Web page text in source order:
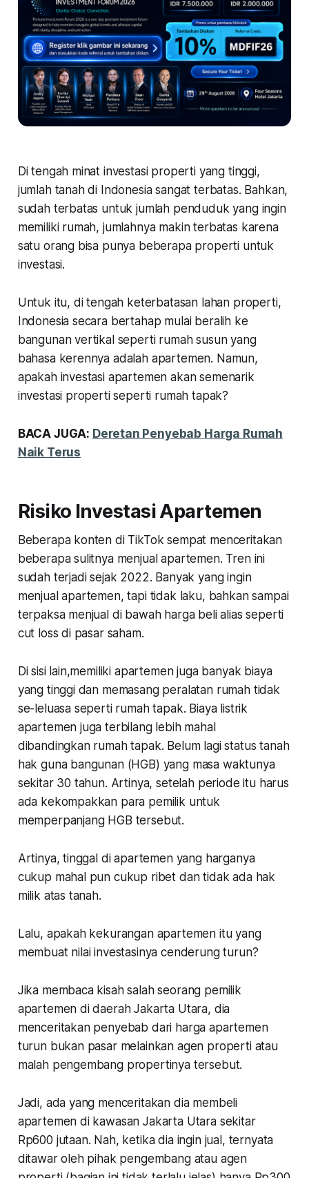
Di tengah minat investasi properti yang tinggi,
jumlah tanah di Indonesia sangat terbatas. Bahkan,
sudah terbatas untuk jumlah penduduk yang ingin
memiliki rumah, jumlahnya makin terbatas karena
satu orang bisa punya beberapa properti untuk
investasi.
Untuk itu, di tengah keterbatasan lahan properti,
Indonesia secara bertahap mulai beralih ke
bangunan vertikal seperti rumah susun yang
bahasa kerennya adalah apartemen. Namun,
apakah investasi apartemen akan semenarik
investasi properti seperti rumah tapak?
BACA JUGA: Deretan Penyebab Harga Rumah
Naik Terus
Risiko Investasi Apartemen
Beberapa konten di TikTok sempat menceritakan
beberapa sulitnya menjual apartemen. Tren ini
sudah terjadi sejak 2022. Banyak yang ingin
menjual apartemen, tapi tidak laku, bahkan sampai
terpaksa menjual di bawah harga beli alias seperti
cut loss di pasar saham.
Di sisi lain,memiliki apartemen juga banyak biaya
yang tinggi dan memasang peralatan rumah tidak
se-leluasa seperti rumah tapak. Biaya listrik
apartemen juga terbilang lebih mahal
dibandingkan rumah tapak. Belum lagi status tanah
hak guna bangunan (HGB) yang masa waktunya
sekitar 30 tahun. Artinya, setelah periode itu harus
ada kekompakkan para pemilik untuk
memperpanjang HGB tersebut.
Artinya, tinggal di apartemen yang harganya
cukup mahal pun cukup ribet dan tidak ada hak
milik atas tanah.
Lalu, apakah kekurangan apartemen itu yang
membuat nilai investasinya cenderung turun?
Jika membaca kisah salah seorang pemilik
apartemen di daerah Jakarta Utara, dia
menceritakan penyebab dari harga apartemen
turun bukan pasar melainkan agen properti atau
malah pengembang propertinya tersebut.
Jadi, ada yang menceritakan dia membeli
apartemen di kawasan Jakarta Utara sekitar
Rp600 jutaan. Nah, ketika dia ingin jual, ternyata
ditawar oleh pihak pengembang atau agen